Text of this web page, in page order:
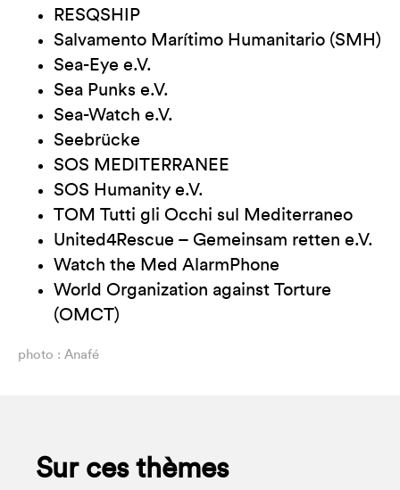
RESQSHIP
Salvamento Marítimo Humanitario (SMH)
Sea-Eye e.V.
Sea Punks e.V.
Sea-Watch e.V.
Seebrücke
SOS MEDITERRANEE
SOS Humanity e.V.
TOM Tutti gli Occhi sul Mediterraneo
United4Rescue – Gemeinsam retten e.V.
Watch the Med AlarmPhone
World Organization against Torture
(OMCT)
photo : Anafé
Sur ces thèmes